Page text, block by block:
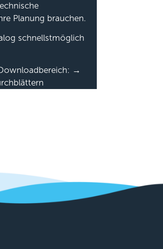
Planung brauchen.
schnellstmöglich
→